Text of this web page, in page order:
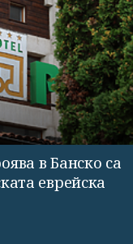
в Банско са
еврейска